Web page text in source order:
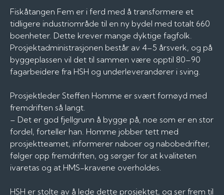
Fiskåtangen Fem er i ferd med å transformere et
tidligere industriområde til en ny bydel med totalt 660
boenheter. Dette krever mange dyktige fagfolk.
Prosjektadministrasjonen består av 4–5 årsverk, og på
byggeplassen vil det til sammen være opptil 80–90
fagarbeidere fra HSH og underleverandører i sving.
Prosjektleder Steffen Homme er svært fornøyd med
fremdriften så langt.
– Det er god fjellgrunn å bygge på, noe som er en stor
fordel, forteller han. Homme jobber tett med
prosjektteamet, informerer naboer og nabobedrifter,
følger opp fremdriften, og sørger for at kvaliteten
ivaretas og at HMS-kravene overholdes.
HSH er stolte av å lede dette prosjektet, og ser frem til